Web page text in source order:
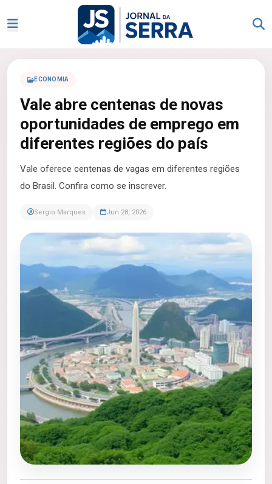
ECONOMIA
Vale abre centenas de novas
oportunidades de emprego em
diferentes regiões do país
Vale oferece centenas de vagas em diferentes regiões
do Brasil. Confira como se inscrever.
Sergio Marques Jun 28, 2026